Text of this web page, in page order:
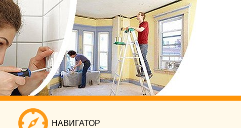
НАВИГАТОР